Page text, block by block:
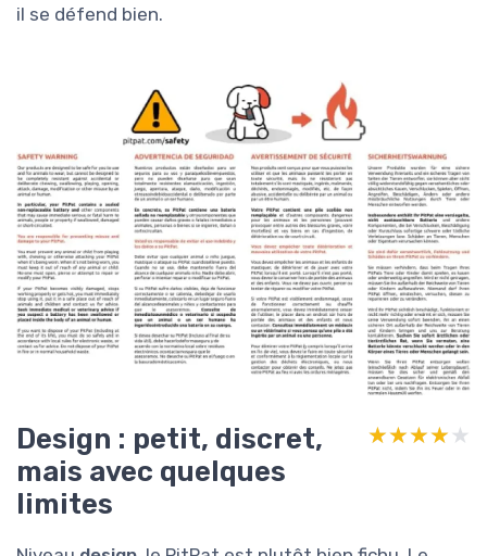
il se défend bien.
Design : petit, discret,
mais avec quelques
limites
★★★★★
★★★★★